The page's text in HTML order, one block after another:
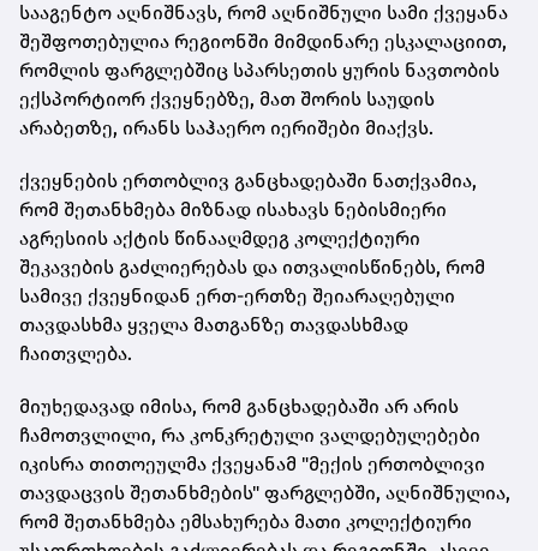
სააგენტო აღნიშნავს, რომ აღნიშნული სამი ქვეყანა
შეშფოთებულია რეგიონში მიმდინარე ესკალაციით,
რომლის ფარგლებშიც სპარსეთის ყურის ნავთობის
ექსპორტიორ ქვეყნებზე, მათ შორის საუდის
არაბეთზე, ირანს საჰაერო იერიშები მიაქვს.
ქვეყნების ერთობლივ განცხადებაში ნათქვამია,
რომ შეთანხმება მიზნად ისახავს ნებისმიერი
აგრესიის აქტის წინააღმდეგ კოლექტიური
შეკავების გაძლიერებას და ითვალისწინებს, რომ
სამივე ქვეყნიდან ერთ-ერთზე შეიარაღებული
თავდასხმა ყველა მათგანზე თავდასხმად
ჩაითვლება.
მიუხედავად იმისა, რომ განცხადებაში არ არის
ჩამოთვლილი, რა კონკრეტული ვალდებულებები
იკისრა თითოეულმა ქვეყანამ "მექის ერთობლივი
თავდაცვის შეთანხმების" ფარგლებში, აღნიშნულია,
რომ შეთანხმება ემსახურება მათი კოლექტიური